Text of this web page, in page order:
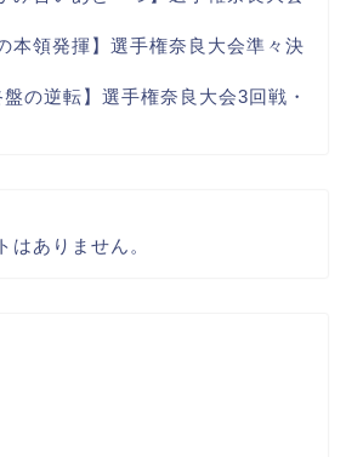
本領発揮】選手権奈良大会準々決
盤の逆転】選手権奈良大会3回戦・
はありません。